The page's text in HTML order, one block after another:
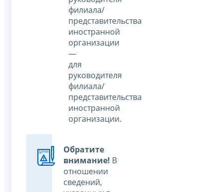
филиала/
представительства
иностранной
организации
—
для
руководителя
филиала/
представительства
иностранной
организации.
Обратите
внимание! В
отношении
сведений,